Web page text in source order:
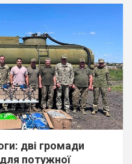
дві громади
потужної